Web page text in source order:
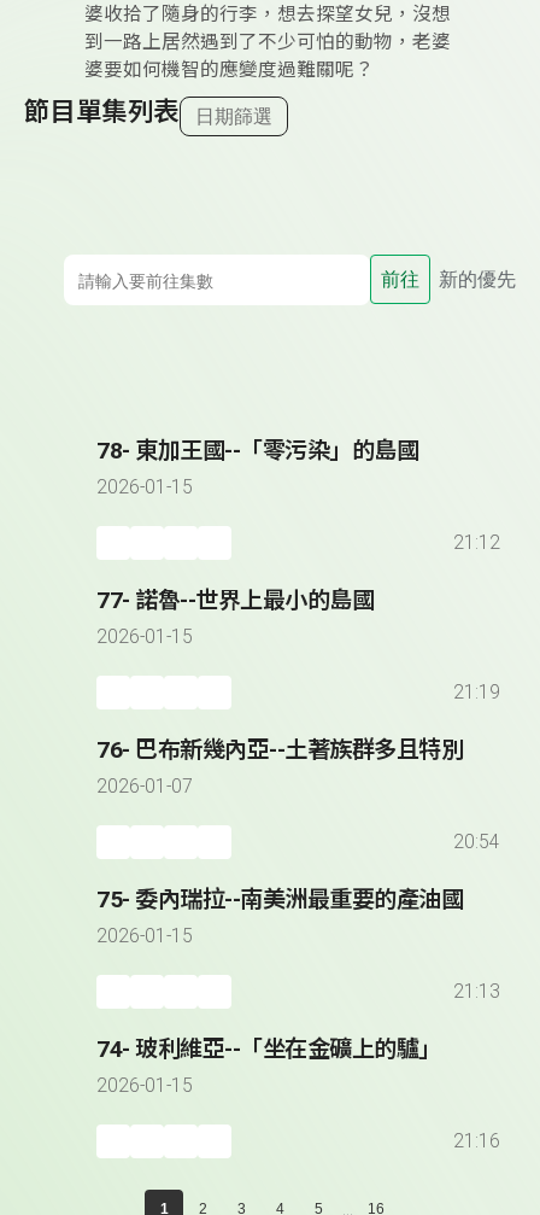
婆收拾了隨身的行李，想去探望女兒，沒想
到一路上居然遇到了不少可怕的動物，老婆
婆要如何機智的應變度過難關呢？
節目單集列表 日期篩選
前往 新的優先
78- 東加王國--「零污染」的島國
2026-01-15
21:12
77- 諾魯--世界上最小的島國
2026-01-15
21:19
76- 巴布新幾內亞--土著族群多且特別
2026-01-07
20:54
75- 委內瑞拉--南美洲最重要的產油國
2026-01-15
21:13
74- 玻利維亞--「坐在金礦上的驢」
2026-01-15
21:16
1 2 3 4 5 ... 16